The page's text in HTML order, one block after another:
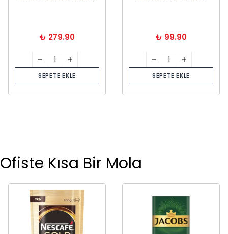
₺ 279.90
SEPETE EKLE
₺ 99.90
SEPETE EKLE
Ofiste Kısa Bir Mola